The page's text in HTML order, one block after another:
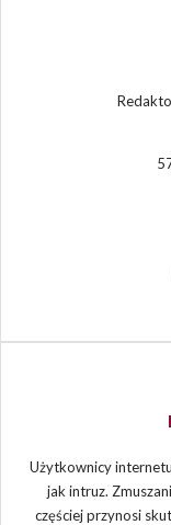
Użytkownicy
jak intruz.
częściej przynosi